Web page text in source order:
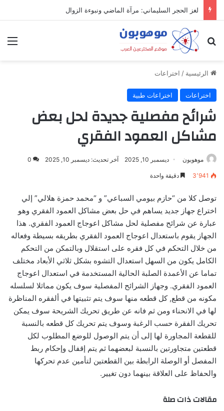
لغز الحجر السليماني: مرآة الماضي ونبوءة الزوال
بحث عن
الرئيسية / اختراعات
اختراعات اختراعات طبية
شرائح مفصلية جديدة لحل بعض
مشاكل العمود الفقري
موهوبون ديسمبر 10, 2025 آخر تحديث: ديسمبر 10, 2025 0
3٬941 دقيقة واحدة
توصل كلا من “حازم بيومي السباعي” و “محمد حمزة هلالي” إلي
اختراع جهاز جديد يساهم في حل بعض مشاكل العمود الفقري وهو
عبارة عن شرائح مفصلية لحل مشاكل اعوجاج العمود الفقري. هذا
الجهاز يقوم باستعدال اعوجاج العمود الفقري بطريقه بسيطة وفعاله
من خلال التحكم في كل فقره على استقلال وبالتمكن من التحكم
الكامل يكون من السهل استعدال التشوه بشكل ثلاثي الأبعاد مختلف
تماما عن الأعمدة الصلبة الحالية المستخدمة في استعدال اعوجاج
العمود الفقري. وجهاز الشرائح المفصلية سوف يكون مماثلا لسلسله
مكونه من قطع, كل قطعه منها سوف يتم تثبيتها في ألفقره المناظرة
لها في الانحناء ومن ثم فانه عن طريق تحريك الشريحة سوف يمكن
تحريك الفقرة حسب الرغبة وسوف يتم تحريك كل قطعه بالنسبة
للقطعة المجاورة لها إلى أن يتم الوصول للوضع المطلوب لكل
قطعتين متجاورتين بالنسبة لبعضهما ثم يتم إقفال وإحكام ربط
المفصل أو الوصلة الرابطة بين القطعتين لتأمين عدم تحركها
والحفاظ على العلاقة بينهما دون تغيير.
مقالات ذات صلة